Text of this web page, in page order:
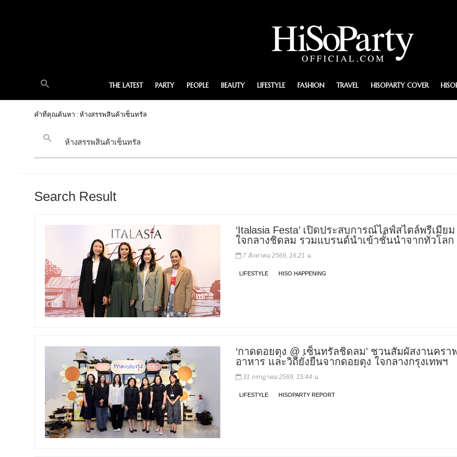
THE LATEST PARTY PEOPLE BEAUTY LIFESTYLE FASHION TRAVEL HISOPARTY COVER
คำที่คุณค้นหา : ห้างสรรพสินค้าเซ็นทรัล
Search Result
‘Italasia Festa’ เปิดประสบการณ์ไลฟ์สไตล์พรีเมียม
ใจกลางชิดลม รวมแบรนด์นำเข้าชั้นนำจากทั่วโลก
7 สิงหาคม 2569, 16:21 น.
LIFESTYLE HISO HAPPENING
‘กาดดอยตุง @ เซ็นทรัลชิดลม’ ชวนสัมผัสงานครา
อาหาร และวิถียั่งยืนจากดอยตุง ใจกลางกรุงเทพฯ
31 กรกฎาคม 2569, 15:44 น.
LIFESTYLE HISOPARTY REPORT